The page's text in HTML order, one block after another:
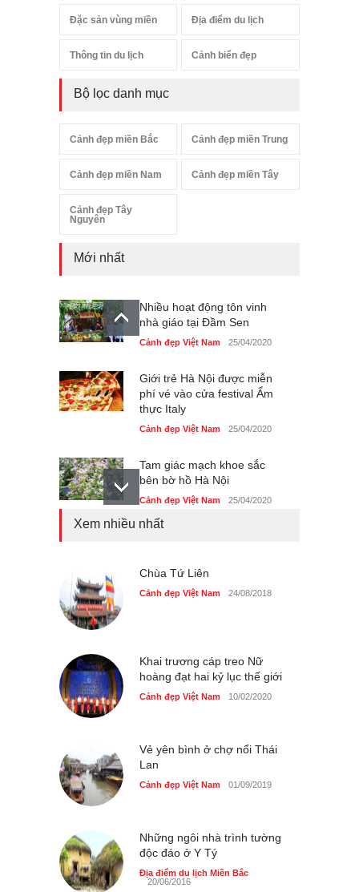
Đặc sản vùng miền Địa điểm du lịch
Thông tin du lịch Cảnh biển đẹp
Bộ lọc danh mục
Cảnh đẹp miền Bắc Cảnh đẹp miền Trung
Cảnh đẹp miền Nam Cảnh đẹp miền Tây
Cảnh đẹp Tây
Nguyên
Mới nhất
Nhiều hoạt động tôn vinh
nhà giáo tại Đầm Sen
Cảnh đẹp Việt Nam 25/04/2020
Giới trẻ Hà Nội được miễn
phí vé vào cửa festival Ẩm
thực Italy
Cảnh đẹp Việt Nam 25/04/2020
Tam giác mạch khoe sắc
bên bờ hồ Hà Nội
Cảnh đẹp Việt Nam 25/04/2020
Cảnh đẹp Việt Nam
Xem nhiều nhất
Chùa Tứ Liên
Cảnh đẹp Việt Nam 24/08/2018
Khai trương cáp treo Nữ
hoàng đạt hai kỷ lục thế giới
Cảnh đẹp Việt Nam 10/02/2020
Vẻ yên bình ở chợ nổi Thái
Lan
Cảnh đẹp Việt Nam 01/09/2019
Những ngôi nhà trình tường
độc đáo ở Y Tý
Địa điểm du lịch Miền Bắc
20/06/2016